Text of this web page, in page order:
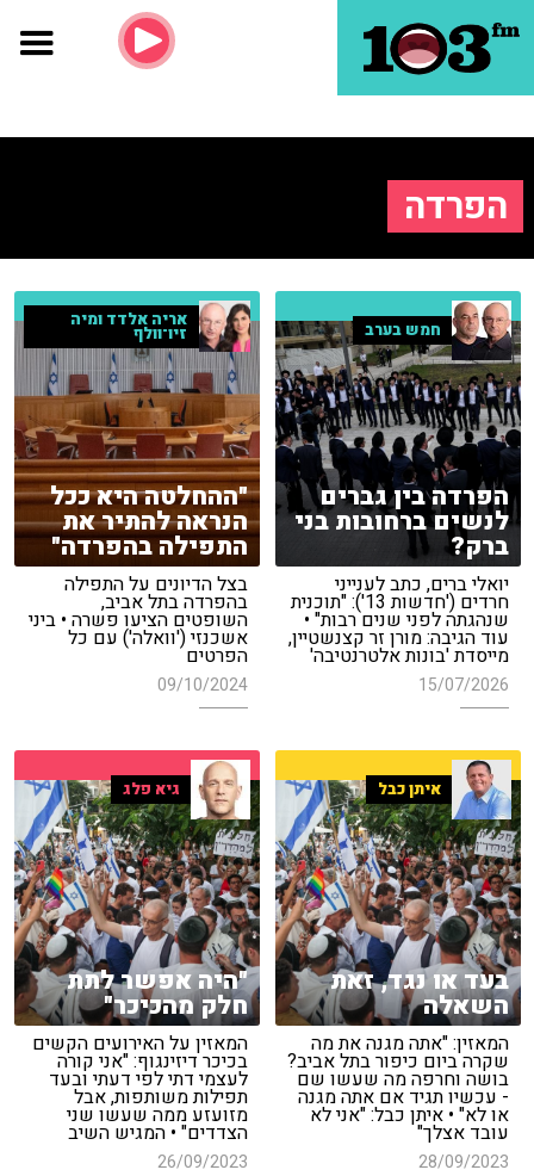
הפרדה
חמש בערב
הפרדה בין גברים
לנשים ברחובות בני
ברק?
יואלי ברים, כתב לענייני
חרדים ('חדשות 13'): "תוכנית
שנהגתה לפני שנים רבות" •
עוד הגיבה: מורן זר קצנשטיין,
מייסדת 'בונות אלטרנטיבה'
15/07/2026
אריה אלדד ומיה
זיו־וולף
"ההחלטה היא ככל
הנראה להתיר את
התפילה בהפרדה"
בצל הדיונים על התפילה
בהפרדה בתל אביב,
השופטים הציעו פשרה • ביני
אשכנזי ('וואלה') עם כל
הפרטים
09/10/2024
איתן כבל
בעד או נגד, זאת
השאלה
המאזין: "אתה מגנה את מה
שקרה ביום כיפור בתל אביב?
בושה וחרפה מה שעשו שם
- עכשיו תגיד אם אתה מגנה
או לא" • איתן כבל: "אני לא
עובד אצלך"
28/09/2023
גיא פלג
"היה אפשר לתת
חלק מהכיכר"
המאזין על האירועים הקשים
בכיכר דיזינגוף: "אני קורה
לעצמי דתי לפי דעתי ובעד
תפילות משותפות, אבל
מזועזע ממה שעשו שני
הצדדים" • המגיש השיב
26/09/2023